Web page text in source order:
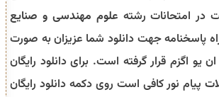
در امتحانات رشته علوم مهندسی و صنایع
پاسخنامه جهت دانلود شما عزیزان به صورت
یو اگزم قرار گرفته است. برای دانلود رایگان
پیام نور کافی است روی دکمه دانلود رایگان